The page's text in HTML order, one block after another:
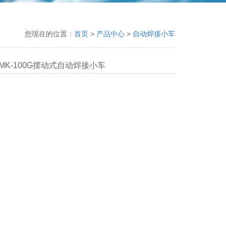
您现在的位置： 首页 > 产品中心 > 自动焊接小车
100G摆动式自动焊接小车